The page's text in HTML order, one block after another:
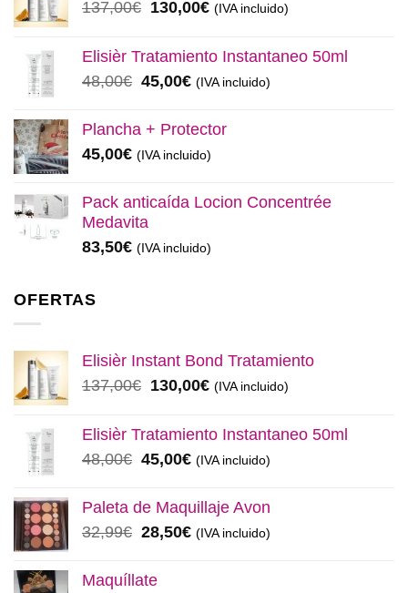
137,00€ El
original
137,00€.
130,00€El
actual
130,00€.
(IVA incluido)
Elisièr Tratamiento Instantaneo 50ml
48,00€ El
original
48,00€.
45,00€El
actual
45,00€.
(IVA incluido)
Plancha + Protector
45,00€ (IVA incluido)
Pack anticaída Locion Concentrée
Medavita
83,50€ (IVA incluido)
OFERTAS
Elisièr Instant Bond Tratamiento
137,00€ El
original
137,00€.
130,00€El
actual
130,00€.
(IVA incluido)
Elisièr Tratamiento Instantaneo 50ml
48,00€ El
original
48,00€.
45,00€El
actual
45,00€.
(IVA incluido)
Paleta de Maquillaje Avon
32,99€ El
original
28,50€El(IVA incluido)
Maquíllate